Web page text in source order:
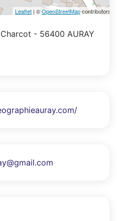
Leaflet | ©OpenStreetMapcontributors
- 56400 AURAY